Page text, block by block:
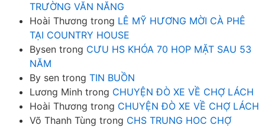
TRƯỜNG VĂN NĂNG
Hoài Thương trong LÊ MỸ HƯƠNG MỜI CÀ PHÊ
TẠI COUNTRY HOUSE
Bysen trong CƯU HS KHÓA 70 HOP MẶT SAU 53
NĂM
By sen trong TIN BUỒN
Lương Minh trong CHUYỆN ĐÒ XE VỀ CHỢ LÁCH
Hoài Thương trong CHUYỆN ĐÒ XE VỀ CHỢ LÁCH
Võ Thanh Tùng trong CHS TRUNG HOC CHỢ